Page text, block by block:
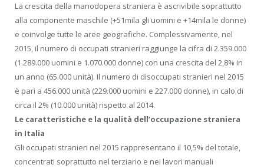
La crescita della manodopera straniera è ascrivibile soprattutto
alla componente maschile (+51mila gli uomini e +14mila le donne)
e coinvolge tutte le aree geografiche. Complessivamente, nel
2015, il numero di occupati stranieri raggiunge la cifra di 2.359.000
(1.289.000 uomini e 1.070.000 donne) con una crescita del 2,8% in
un anno (65.000 unità). Il numero di disoccupati stranieri nel 2015
è pari a 456.000 unità (229.000 uomini e 227.000 donne), in calo di
circa il 2% (10.000 unità) rispetto al 2014.
Le caratteristiche e la qualità dell’occupazione straniera
in Italia
Gli occupati stranieri nel 2015 rappresentano il 10,5% del totale,
concentrati soprattutto nel terziario e nei lavori manuali